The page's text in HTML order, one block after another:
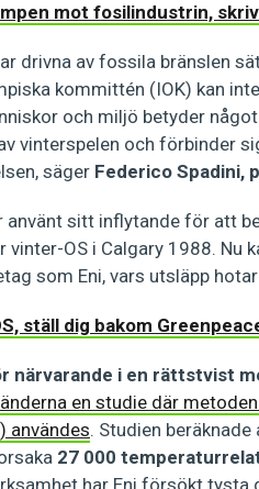
mot fosilindustrin,
drivna av fossila bränslen
kommittén (IOK) kan
och miljö betyder
vinterspelen och förbinder
säger Federico Spadini,
använt sitt inflytande för att
vinter-OS i Calgary 1988. Nu
som Eni, vars utsläpp
ställ dig bakom
närvarande i en rättstvist
en studie där
användes. Studien
27 000
har Eni försökt